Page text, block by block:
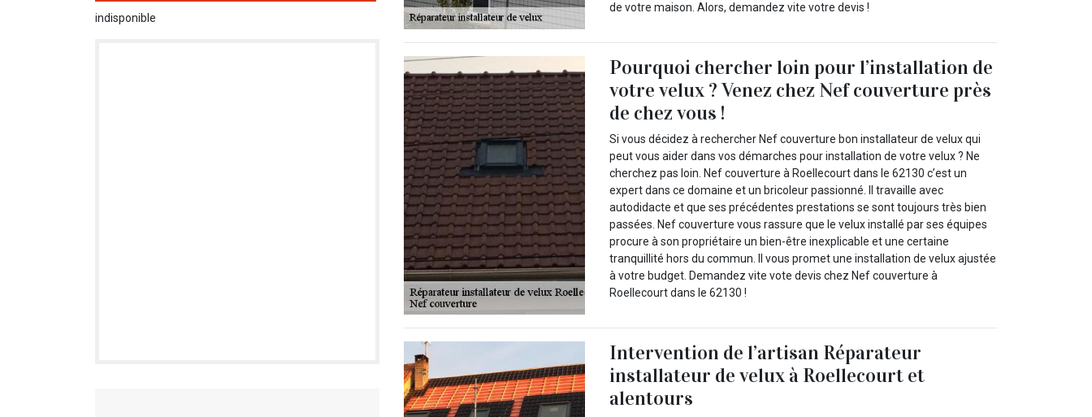
indisponible
de votre maison. Alors, demandez vite votre devis !
Pourquoi chercher loin pour l’installation de
votre velux ? Venez chez Nef couverture près
de chez vous !
Si vous décidez à rechercher Nef couverture bon installateur de velux qui
peut vous aider dans vos démarches pour installation de votre velux ? Ne
cherchez pas loin. Nef couverture à Roellecourt dans le 62130 c’est un
expert dans ce domaine et un bricoleur passionné. Il travaille avec
autodidacte et que ses précédentes prestations se sont toujours très bien
passées. Nef couverture vous rassure que le velux installé par ses équipes
procure à son propriétaire un bien-être inexplicable et une certaine
tranquillité hors du commun. Il vous promet une installation de velux ajustée
à votre budget. Demandez vite vote devis chez Nef couverture à
Roellecourt dans le 62130 !
Intervention de l’artisan Réparateur
installateur de velux à Roellecourt et
alentours